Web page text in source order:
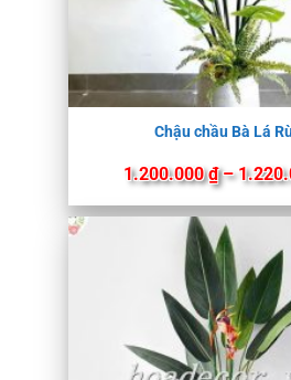
Chậu chầu Bà Lá
1.200.000₫ –